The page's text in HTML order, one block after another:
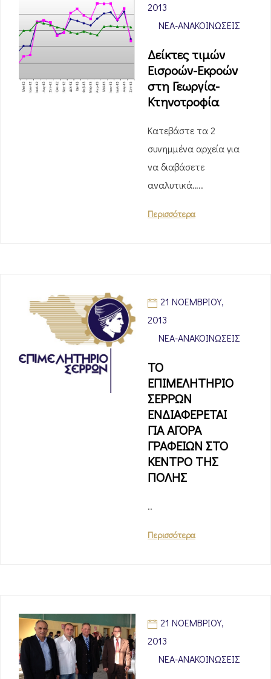
2013
ΝΈΑ-ΑΝΑΚΟΙΝΏΣΕΙΣ
Δείκτες τιμών
Εισροών-Εκροών
στη Γεωργία-
Κτηνοτροφία
Κατεβάστε τα 2
συνημμένα αρχεία για
να διαβάσετε
αναλυτικά…..
Περισσότερα
21 ΝΟΕΜΒΡΊΟΥ,
2013
ΝΈΑ-ΑΝΑΚΟΙΝΏΣΕΙΣ
ΤΟ
ΕΠΙΜΕΛΗΤΗΡΙΟ
ΣΕΡΡΩΝ
ΕΝΔΙΑΦΕΡΕΤΑΙ
ΓΙΑ ΑΓΟΡΑ
ΓΡΑΦΕΙΩΝ ΣΤΟ
ΚΕΝΤΡΟ ΤΗΣ
ΠΟΛΗΣ
..
Περισσότερα
21 ΝΟΕΜΒΡΊΟΥ,
2013
ΝΈΑ-ΑΝΑΚΟΙΝΏΣΕΙΣ